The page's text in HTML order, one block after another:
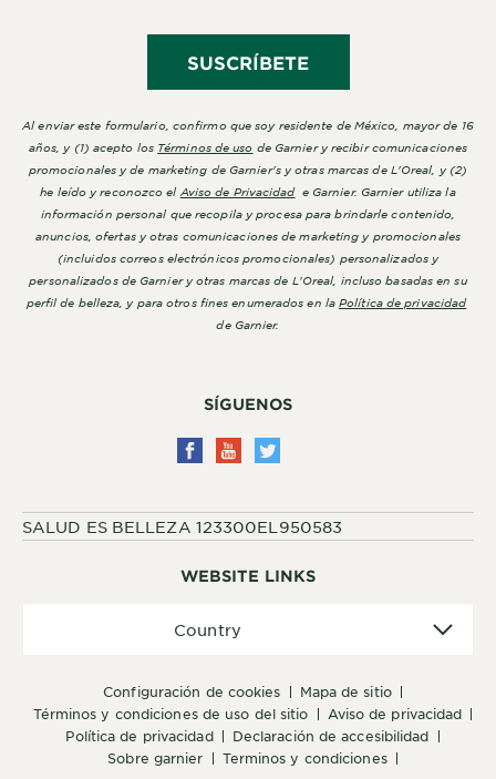
WEBSITE LINKS
configuración de cookies
mapa de sitio
términos y condiciones de uso del sitio
aviso de privacidad
política de privacidad
declaración de accesibilidad
sobre garnier
terminos y condiciones
Country
SÍGUENOS
SALUD ES BELLEZA 123300EL950583
SUSCRÍBETE
Al enviar este formulario, confirmo que soy residente de México, mayor de 16
años, y (1) acepto los Términos de uso de Garnier y recibir comunicaciones
promocionales y de marketing de Garnier's y otras marcas de L'Oreal, y (2)
he leído y reconozco el Aviso de Privacidade Garnier. Garnier utiliza la
información personal que recopila y procesa para brindarle contenido,
anuncios, ofertas y otras comunicaciones de marketing y promocionales
(incluidos correos electrónicos promocionales) personalizados y
personalizados de Garnier y otras marcas de L'Oreal, incluso basadas en su
perfil de belleza, y para otros fines enumerados en laPolítica de privacidad
de Garnier.